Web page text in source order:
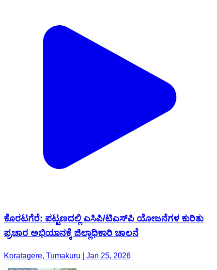
ಕೊರಟಗೆರೆ: ಪಟ್ಟಣದಲ್ಲಿ ಎಸಿಪಿ/ಟಿಎಸ್‌ಪಿ ಯೋಜನೆಗಳ ಕುರಿತು
ಪ್ರಚಾರ ಅಭಿಯಾನಕ್ಕೆ ಜಿಲ್ಲಾಧಿಕಾರಿ ಚಾಲನೆ
Koratagere, Tumakuru | Jan 25, 2026